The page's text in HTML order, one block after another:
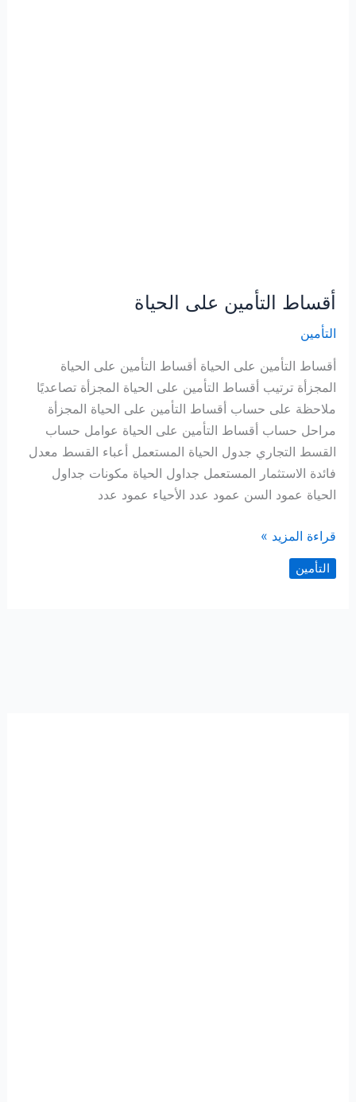
أقساط التأمين على الحياة
التأمين
أقساط التأمين على الحياة أقساط التأمين على الحياة
المجزأة ترتيب أقساط التأمين على الحياة المجزأة تصاعديًا
ملاحظة على حساب أقساط التأمين على الحياة المجزأة
مراحل حساب أقساط التأمين على الحياة عوامل حساب
القسط التجاري جدول الحياة المستعمل أعباء القسط معدل
فائدة الاستثمار المستعمل جداول الحياة مكونات جداول
الحياة عمود السن عمود عدد الأحياء عمود عدد
أقساط
التأمين
على
قراءة المزيد »
التأمين